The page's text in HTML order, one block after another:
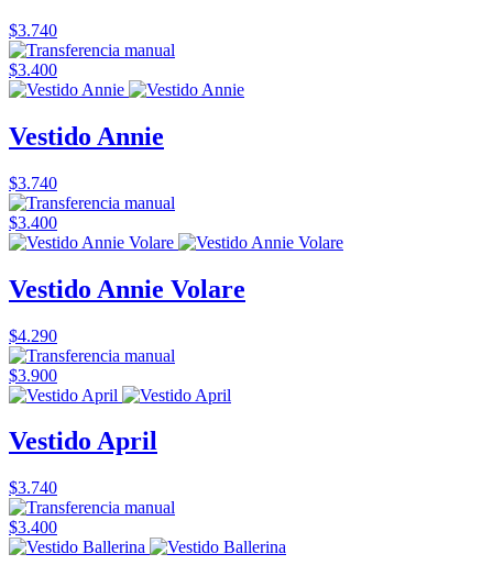
$3.740
$3.400
Vestido Annie
$3.740
$3.400
Vestido Annie Volare
$4.290
$3.900
Vestido April
$3.740
$3.400